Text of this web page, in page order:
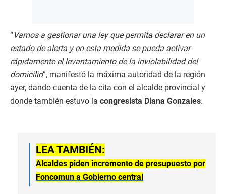
“Vamos a gestionar una ley que permita declarar en un
estado de alerta y en esta medida se pueda activar
rápidamente el levantamiento de la inviolabilidad del
domicilio”, manifestó la máxima autoridad de la región
ayer, dando cuenta de la cita con el alcalde provincial y
donde también estuvo la congresista Diana Gonzales.
LEA TAMBIÉN:
Alcaldes piden incremento de presupuesto por
Foncomun a Gobierno central